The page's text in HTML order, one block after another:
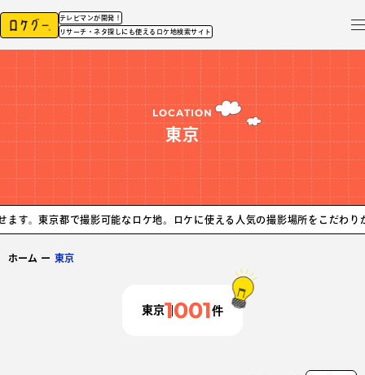
テレビマンが開発！
リサーチ・ネタ探しにも使えるロケ地検索サイト
LOCATION
東京
で撮影可能なロケ地。ロケに使える人気の撮影場所をこだわりから探せます
ホーム ー 東京
東京1001件